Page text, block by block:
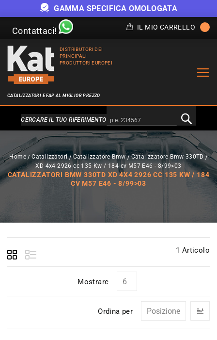
GAMMA SPECIFICA OMOLOGATA
Contattaci! IL MIO CARRELLO
DISTRIBUTORI DEI
PRINCIPALI
PRODUTTORI EUROPEI
CATALIZZATORI E FAP AL MIGLIOR PREZZO
Alternativa a Doofinder
CERCARE IL TUO RIFERIMENTO
Home Catalizzatori Catalizzatore Bmw
Catalizzatore Bmw 330TD
XD 4x4 2926 cc 135 Kw / 184 cv M57 E46 - 8/99>03
CATALIZZATORI BMW 330TD XD 4X4 2926 CC 135 KW / 184
CV M57 E46 - 8/99>03
1 Articolo
Mostrare
Ordina per